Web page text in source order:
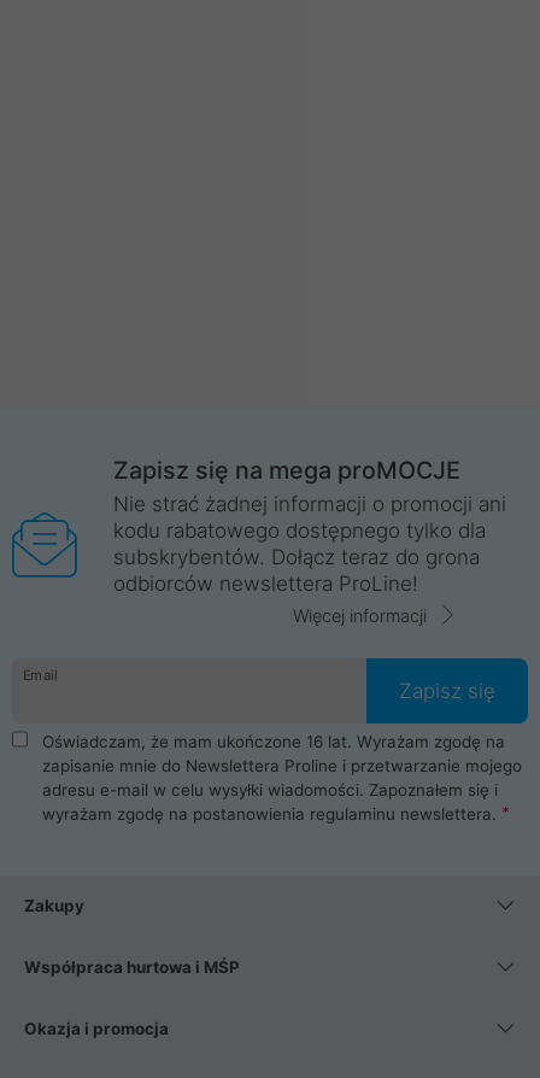
Zapisz się na mega proMOCJE
Nie strać żadnej informacji o promocji ani
kodu rabatowego dostępnego tylko dla
subskrybentów. Dołącz teraz do grona
odbiorców newslettera ProLine!
Więcej informacji
Email
Zapisz się
Oświadczam, że mam ukończone 16 lat. Wyrażam zgodę na
zapisanie mnie do Newslettera Proline i przetwarzanie mojego
adresu e-mail w celu wysyłki wiadomości. Zapoznałem się i
wyrażam zgodę na postanowienia regulaminu newslettera.
Zakupy
Współpraca hurtowa i MŚP
Okazja i promocja